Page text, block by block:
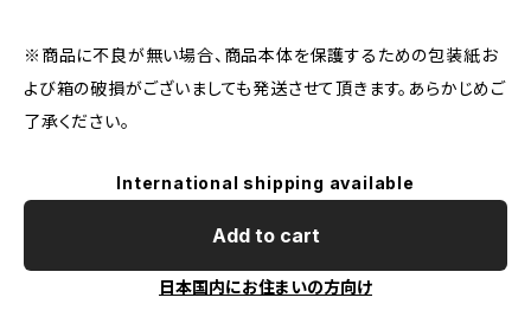
※商品に不良が無い場合、商品本体を保護するための包装紙お
よび箱の破損がございましても発送させて頂きます。あらかじめご
了承ください。
International shipping available
Add to cart
日本国内にお住まいの方向け